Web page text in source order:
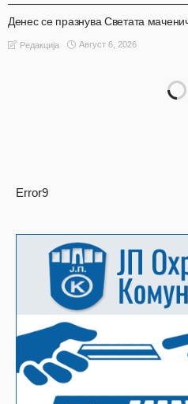
Денес се празнува Светата
Редакција Август 6, 2026
Error9